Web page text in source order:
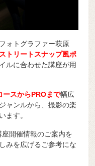
ォトグラファー萩原
トリートスナップ風ポ
ルに合わせた講座が用
ースからPROまで幅広
ャンルから、撮影の楽
ます。
開催情報のご案内を
みを広げるご参考にな